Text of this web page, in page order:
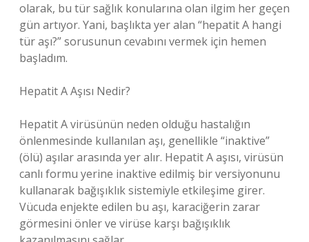
olarak, bu tür sağlık konularına olan ilgim her geçen
gün artıyor. Yani, başlıkta yer alan “hepatit A hangi
tür aşı?” sorusunun cevabını vermek için hemen
başladım.
Hepatit A Aşısı Nedir?
Hepatit A virüsünün neden olduğu hastalığın
önlenmesinde kullanılan aşı, genellikle “inaktive”
(ölü) aşılar arasında yer alır. Hepatit A aşısı, virüsün
canlı formu yerine inaktive edilmiş bir versiyonunu
kullanarak bağışıklık sistemiyle etkileşime girer.
Vücuda enjekte edilen bu aşı, karaciğerin zarar
görmesini önler ve virüse karşı bağışıklık